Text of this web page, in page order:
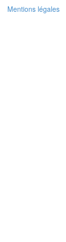
Mentions légales